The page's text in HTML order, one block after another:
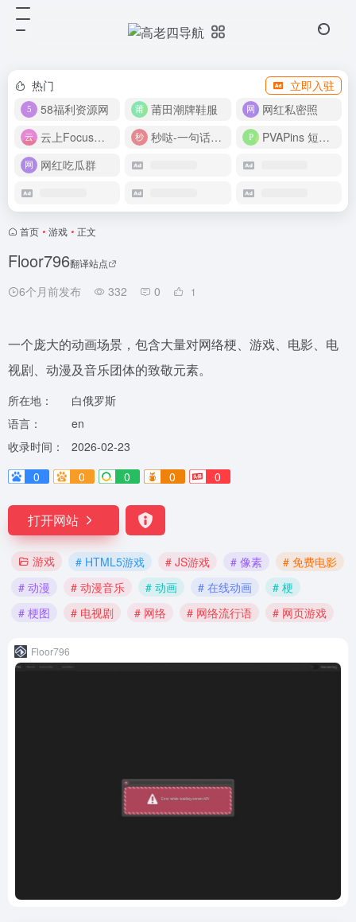
热门
立即入驻
58福利资源网
莆田潮牌鞋服
网红私密照
云上Focus接码平台
秒哒-一句话做应用
PVAPins 短信接码平台
网红吃瓜群
首页 • 游戏 • 正文
Floor796翻译站点
6个月前发布 332 0 1
一个庞大的动画场景，包含大量对网络梗、游戏、电影、电
视剧、动漫及音乐团体的致敬元素。
所在地：
白俄罗斯
语言：
en
收录时间：
2026-02-23
0
0 0 0 0
打开网站
游戏 # HTML5游戏 # JS游戏 # 像素
# 免费电影
# 动漫
# 动漫音乐 # 动画 # 在线动画
# 梗
# 梗图
# 电视剧 # 网络 # 网络流行语 # 网页游戏
Floor796